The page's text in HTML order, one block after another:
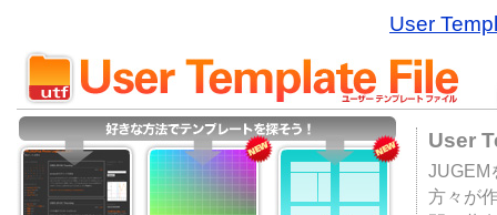
User
User
JUGEM
方々が